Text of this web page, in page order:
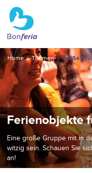
Home Themen Große
Ferienobjekte
Eine große Gruppe mit in
witzig sein. Schauen Sie
an!